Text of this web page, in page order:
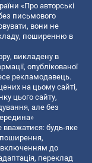
«Про авторські
письмового
вони не
поширенню в
викладену в
опублікованої
рекламодавець.
на цьому сайті,
цього сайту,
але без
вважатися: будь-яке
включенням до
переклад